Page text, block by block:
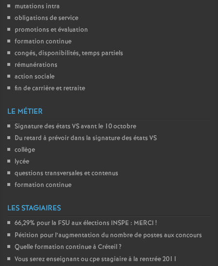
mutations intra
obligations de service
promotions et évaluation
formation continue
congés, disponibilités, temps partiels
rémunérations
action sociale
fin de carrière et retraite
LE MÉTIER
Signature des états VSavant le 10 octobre
Du retard à prévoir dans la signature des états VS
collège
lycée
questions transversales et contenus
formation continue
LES STAGIAIRES
66,29% pour la FSU aux élections INSPE : MERCI !
Pétition pour l’augmentation du nombre de postes aux concours
Quelle formation continue à Créteil?
Vous serez enseignant ou cpe stagiaire à la rentrée 2011